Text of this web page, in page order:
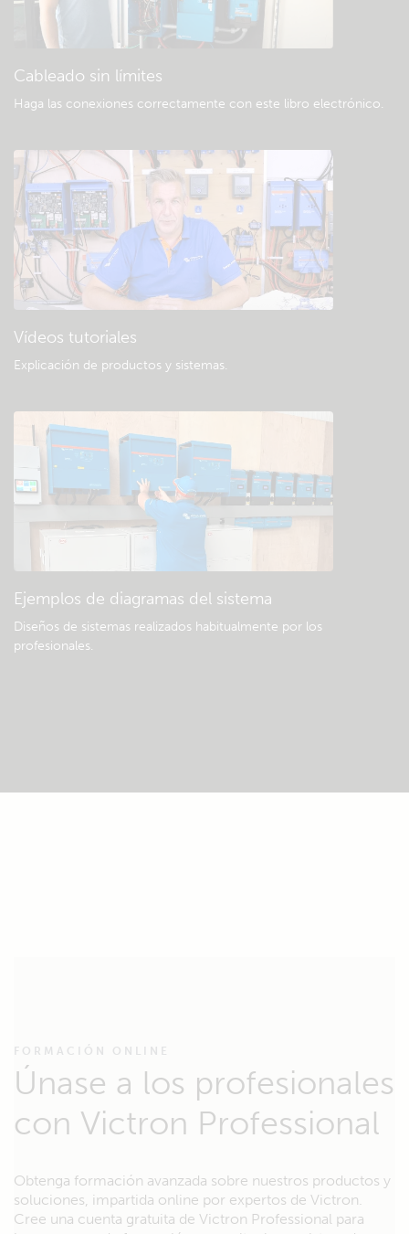
Descargas generales y documentación
Cableado sin límites
Haga las conexiones correctamente con este libro electrónico.
Vídeos tutoriales
Explicación de productos y sistemas.
Ejemplos de diagramas del sistema
Diseños de sistemas realizados habitualmente por los
profesionales.
FORMACIÓN ONLINE
Únase a los profesionales
con Victron Professional
Obtenga formación avanzada sobre nuestros productos y
soluciones, impartida online por expertos de Victron.
Cree una cuenta gratuita de Victron Professional para